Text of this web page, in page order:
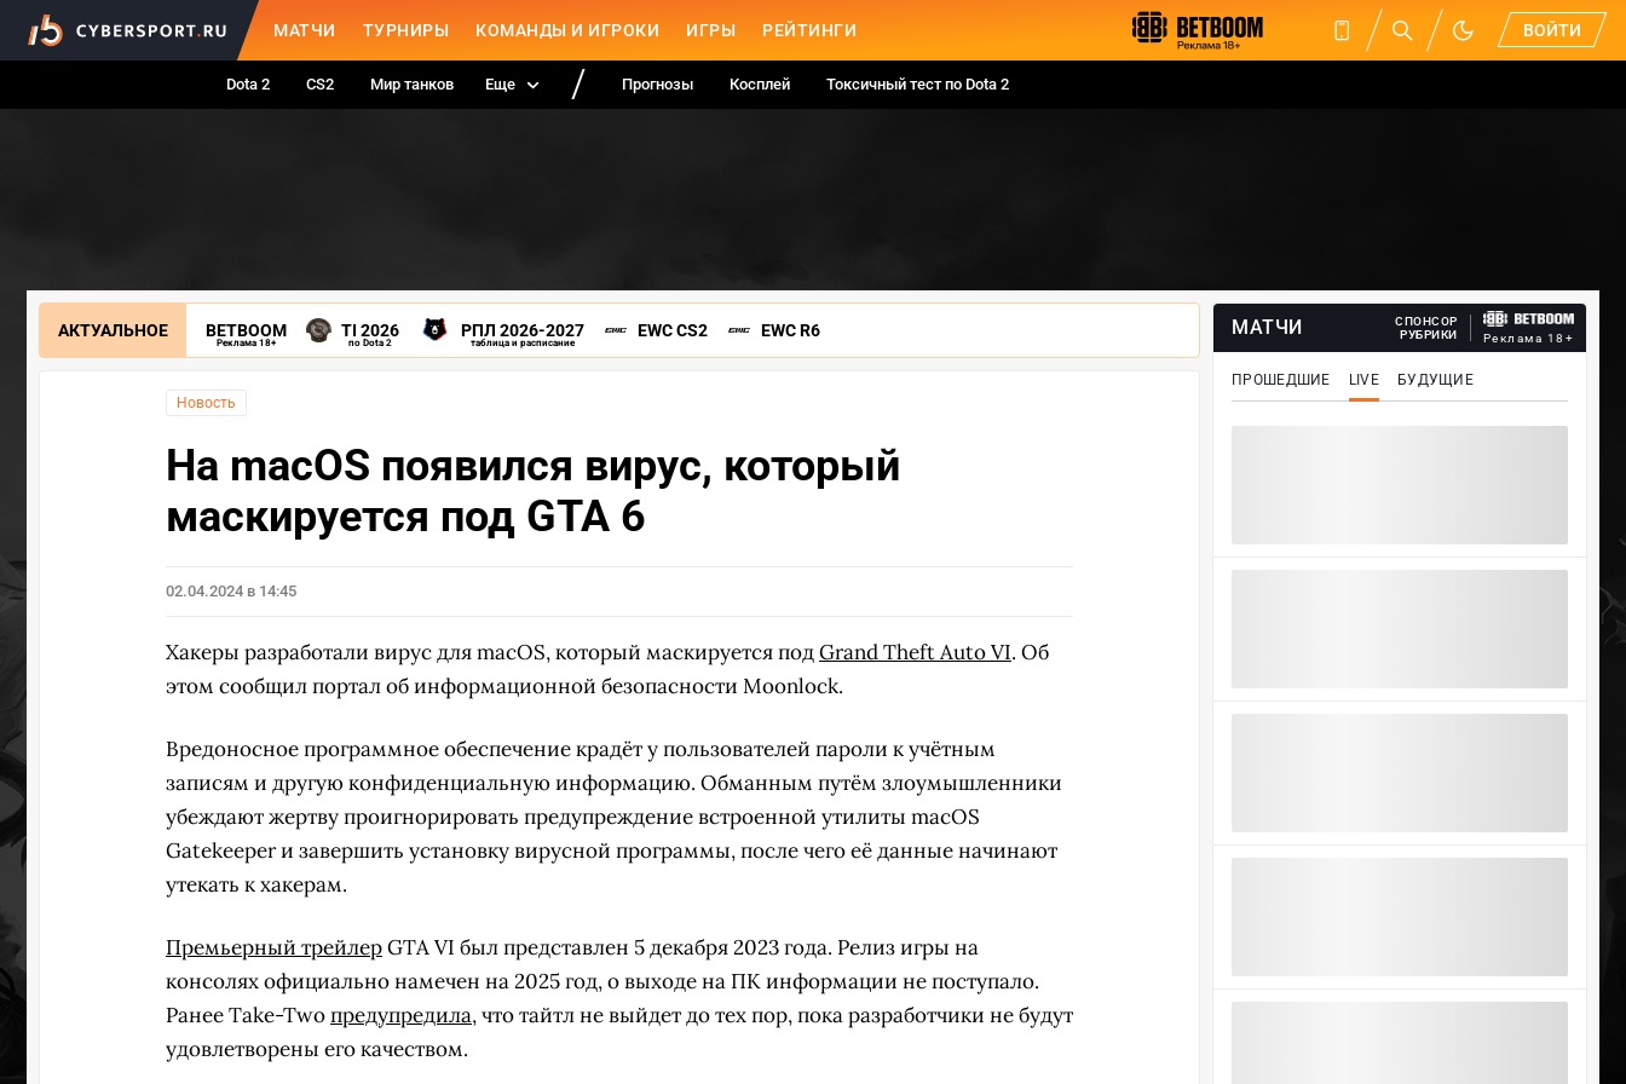
МАТЧИ ТУРНИРЫ КОМАНДЫ И ИГРОКИ ИГРЫ РЕЙТИНГИ ВОЙТИ
Dota 2 CS2 Мир танков Еще Прогнозы Косплей Токсичный тест по Dota 2
АКТУАЛЬНОЕ BETBOOM
Реклама 18+
TI 2026
по Dota 2
РПЛ 2026-2027
таблица и расписание
EWC CS2 EWC R6
Новость
На macOS появился вирус, который
маскируется под GTA 6
02.04.2024 в 14:45
Хакеры разработали вирус для macOS, который маскируется подGrand Theft Auto VI. Об
этом сообщил портал об информационной безопасности Moonlock.
Вредоносное программное обеспечение крадёт у пользователей пароли к учётным
записям и другую конфиденциальную информацию. Обманным путём злоумышленники
убеждают жертву проигнорировать предупреждение встроенной утилиты macOS
Gatekeeper и завершить установку вирусной программы, после чего её данные начинают
утекать к хакерам.
Премьерный трейлерGTA VI был представлен 5 декабря 2023 года. Релиз игры на
консолях официально намечен на 2025 год, о выходе на ПК информации не поступало.
Ранее Take-Twoпредупредила, что тайтл не выйдет до тех пор, пока разработчики не будут
удовлетворены его качеством.
МАТЧИ
СПОНСОР
РУБРИКИ
Реклама 18+
ПРОШЕДШИЕ LIVE БУДУЩИЕ